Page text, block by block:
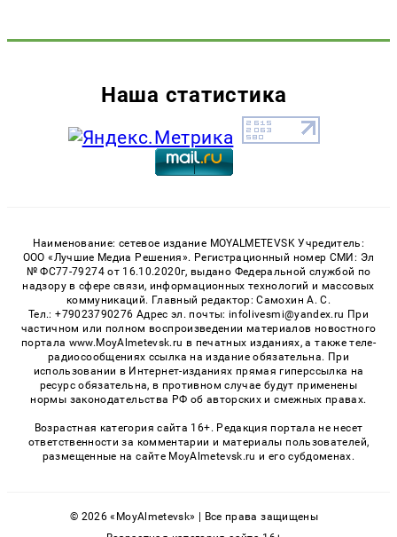
Наша статистика
Наименование: сетевое издание MOYALMETEVSK Учредитель:
ООО «Лучшие Медиа Решения». Регистрационный номер СМИ: Эл
№ ФС77-79274 от 16.10.2020г, выдано Федеральной службой по
надзору в сфере связи, информационных технологий и массовых
коммуникаций. Главный редактор: Самохин А. С.
Тел.: +79023790276 Адрес эл. почты: infolivesmi@yandex.ru При
частичном или полном воспроизведении материалов новостного
портала www.MoyAlmetevsk.ru в печатных изданиях, а также теле-
радиосообщениях ссылка на издание обязательна. При
использовании в Интернет-изданиях прямая гиперссылка на
ресурс обязательна, в противном случае будут применены
нормы законодательства РФ об авторских и смежных правах.
Возрастная категория сайта 16+. Редакция портала не несет
ответственности за комментарии и материалы пользователей,
размещенные на сайте MoyAlmetevsk.ru и его субдоменах.
© 2026 «MoyAlmetevsk» | Все права защищены